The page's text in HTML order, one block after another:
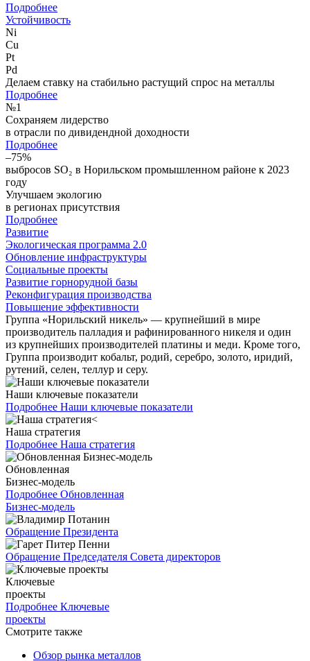
Подробнее
Устойчивость
Ni
Cu
Pt
Pd
Делаем ставку на стабильно растущий спрос на металлы
Подробнее
№1
Сохраняем лидерство
в отрасли по дивидендной доходности
Подробнее
–75%
выбросов SO₂ в Норильском промышленном районе к 2023
году
Улучшаем экологию
в регионах присутствия
Подробнее
Развитие
Экологическая программа 2.0
Обновление инфраструктуры
Социальные проекты
Развитие горнорудной базы
Реконфигурация производства
Повышение эффективности
Группа «Норильский никель» — крупнейший в мире
производитель палладия и рафинированного никеля и один
из крупнейших производителей платины и меди. Кроме того,
Группа производит кобальт, родий, серебро, золото, иридий,
рутений, селен, теллур и серу.
Наши ключевые показатели
Подробнее Наши ключевые показатели
Наша стратегия
Подробнее Наша стратегия
Обновленная
Бизнес-модель
Подробнее Обновленная
Бизнес-модель
Обращение Президента
Обращение Председателя Совета директоров
Ключевые
проекты
Подробнее Ключевые
проекты
Смотрите также
Обзор рынка металлов